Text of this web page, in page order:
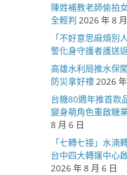
陳姓補教老師偷拍
全輕判 2026 年 8
「不好意思麻煩別
警化身守護者護送
高雄水利局推水保
防災拿好禮2026
台糖80週年推首
變身萌角色重啟糖
8 月 6 日
「七轉七接」水
台中四大轉運中心
2026 年 8 月 6 日